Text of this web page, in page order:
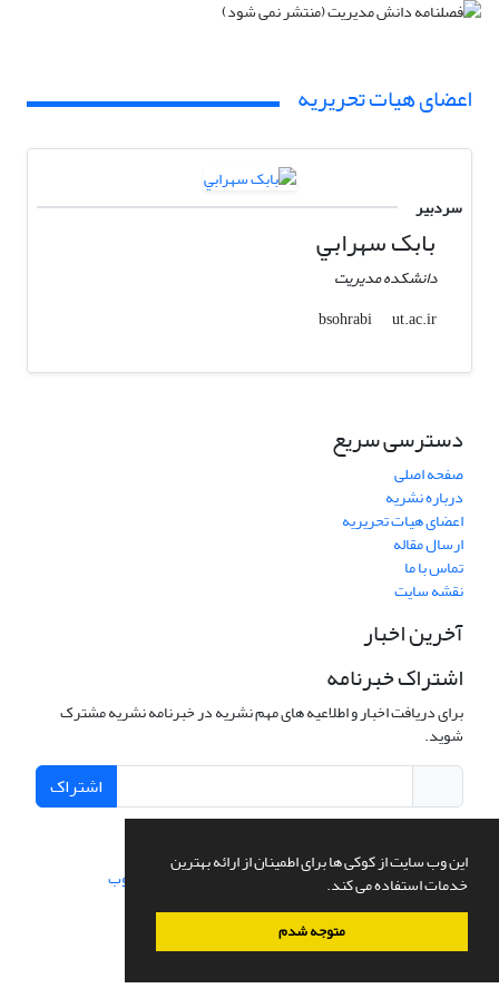
این وب سایت از کوکی ها برای اطمینان از ارائه بهترین
خدمات استفاده می کند.
متوجه شدم
اعضای هیات تحریریه
سردبیر
بابک سهرابي
دانشکده مدیریت
bsohrabi
ut.ac.ir
دسترسی سریع
صفحه اصلی
درباره نشریه
اعضای هیات تحریریه
ارسال مقاله
تماس با ما
نقشه سایت
آخرین اخبار
اشتراک خبرنامه
برای دریافت اخبار و اطلاعیه های مهم نشریه در خبرنامه نشریه مشترک
شوید.
اشتراک
سامانه مدیریت نشریات علمی. طراحی و پیاده سازی از سیناوب